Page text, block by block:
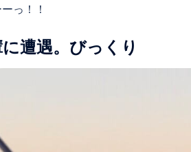
っ！！
遭遇。びっくり